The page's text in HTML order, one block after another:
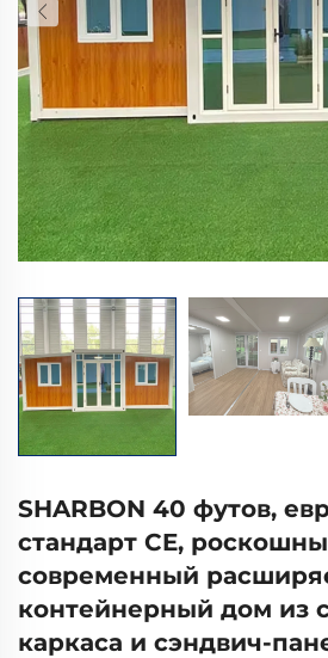
SHARBON 40 футов,
стандарт CE,
современный
контейнерный дом из
каркаса и сэндвич-